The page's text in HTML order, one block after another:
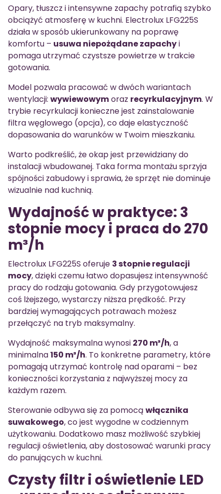
Opary, tłuszcz i intensywne zapachy potrafią szybko
obciążyć atmosferę w kuchni. Electrolux LFG225S
działa w sposób ukierunkowany na poprawę
komfortu – usuwa niepożądane zapachyi
pomaga utrzymać czystsze powietrze w trakcie
gotowania.
Model pozwala pracować w dwóch wariantach
wentylacji: wywiewowymoraz recyrkulacyjnym. W
trybie recyrkulacji konieczne jest zainstalowanie
filtra węglowego (opcja), co daje elastyczność
dopasowania do warunków w Twoim mieszkaniu.
Warto podkreślić, że okap jest przewidziany do
instalacji wbudowanej. Taka forma montażu sprzyja
spójności zabudowy i sprawia, że sprzęt nie dominuje
wizualnie nad kuchnią.
Wydajność w praktyce: 3
stopnie mocy i praca do 270
m³/h
Electrolux LFG225S oferuje 3 stopnie regulacji
mocy, dzięki czemu łatwo dopasujesz intensywność
pracy do rodzaju gotowania. Gdy przygotowujesz
coś lżejszego, wystarczy niższa prędkość. Przy
bardziej wymagających potrawach możesz
przełączyć na tryb maksymalny.
Wydajność maksymalna wynosi 270 m³/h, a
minimalna150 m³/h. To konkretne parametry, które
pomagają utrzymać kontrolę nad oparami – bez
konieczności korzystania z najwyższej mocy za
każdym razem.
Sterowanie odbywa się za pomocą włącznika
suwakowego, co jest wygodne w codziennym
użytkowaniu. Dodatkowo masz możliwość szybkiej
regulacji oświetlenia, aby dostosować warunki pracy
do panujących w kuchni.
Czysty filtr i oświetlenie LED